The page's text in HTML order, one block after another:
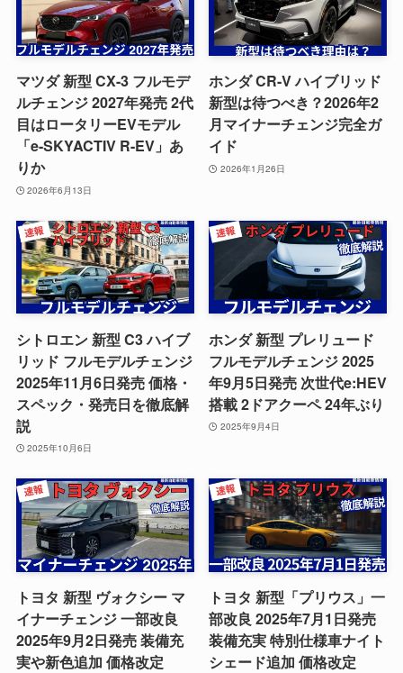
マツダ 新型 CX-3 フルモデ
ルチェンジ 2027年発売 2代
目はロータリーEVモデル
「e-SKYACTIV R-EV」あ
りか
2026年6月13日
ホンダ CR-V ハイブリッド
新型は待つべき？2026年2
月マイナーチェンジ完全ガ
イド
2026年1月26日
シトロエン 新型 C3 ハイブ
リッド フルモデルチェンジ
2025年11月6日発売 価格・
スペック・発売日を徹底解
説
2025年10月6日
ホンダ 新型 プレリュード
フルモデルチェンジ 2025
年9月5日発売 次世代e:HEV
搭載 2ドアクーペ 24年ぶり
2025年9月4日
トヨタ 新型 ヴォクシー マ
イナーチェンジ 一部改良
2025年9月2日発売 装備充
実や新色追加 価格改定
トヨタ 新型「プリウス」一
部改良 2025年7月1日発売
装備充実 特別仕様車ナイト
シェード追加 価格改定